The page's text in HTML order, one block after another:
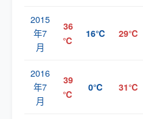
2015
年7
月
36
℃
16℃ 29℃
2016
年7
月
39
℃
0℃ 31℃